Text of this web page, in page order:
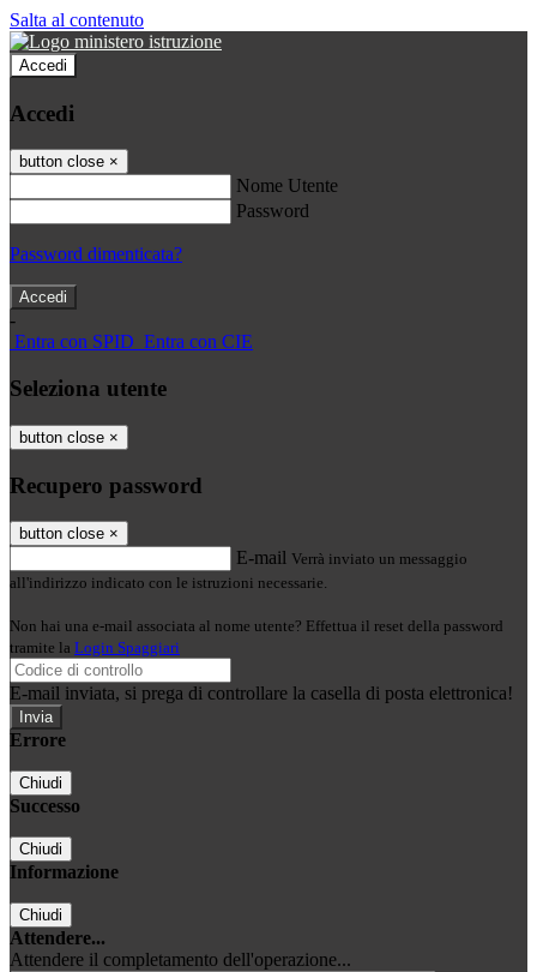
Salta al contenuto
Accedi
Accedi
button close ×
Nome Utente
Password
Password dimenticata?
-
Entra con SPID Entra con CIE
Seleziona utente
button close ×
Recupero password
button close ×
E-mail Verrà inviato un messaggio
all'indirizzo indicato con le istruzioni necessarie.
Non hai una e-mail associata al nome utente? Effettua il reset della password
tramite la Login Spaggiari
E-mail inviata, si prega di controllare la casella di posta elettronica!
Errore
Chiudi
Successo
Chiudi
Informazione
Chiudi
Attendere...
Attendere il completamento dell'operazione...